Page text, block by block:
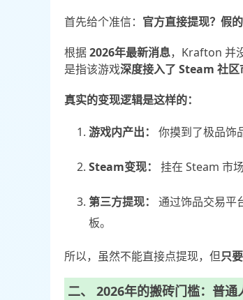
首先给个准信： 官方直接提现？假
根据2026年最新消息，Krafton 并
是指该游戏深度接入了 Steam 社区
真实的变现逻辑是这样的：
游戏内产出： 你摸到了极品饰
Steam变现： 挂在 Steam 市
第三方提现：
通过饰品交易平
板。
所以，虽然不能直接点提现，但只
二、 2026年的搬砖门槛：普通